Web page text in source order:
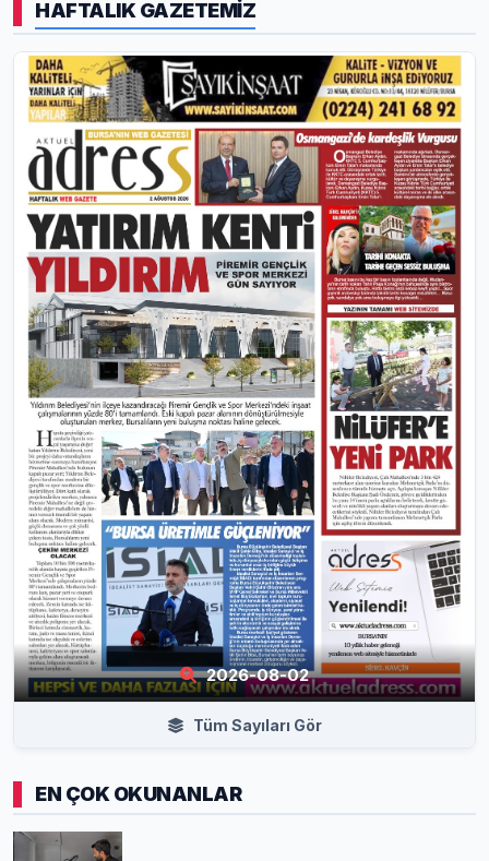
HAFTALIK GAZETEMİZ
2026-08-02
Tüm Sayıları Gör
EN ÇOK OKUNANLAR